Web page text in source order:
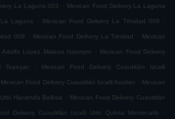
La Laguna 003 . Mexican Food Delivery La Laguna
Laguna . Mexican Food Delivery La Trinidad 009 .
008 . Mexican Food Delivery La Trinidad . Mexican
López Mateos Issemym . Mexican Food Delivery
Tepeyac . Mexican Food Delivery Cuautitlán Izcalli
Mexican Food Delivery Cuautitlán Izcalli Axotlan . Mexican
Hacienda Balboa . Mexican Food Delivery Cuautitlán
Delivery Cuautitlán Izcalli Urbi Quinta Montecarlo .